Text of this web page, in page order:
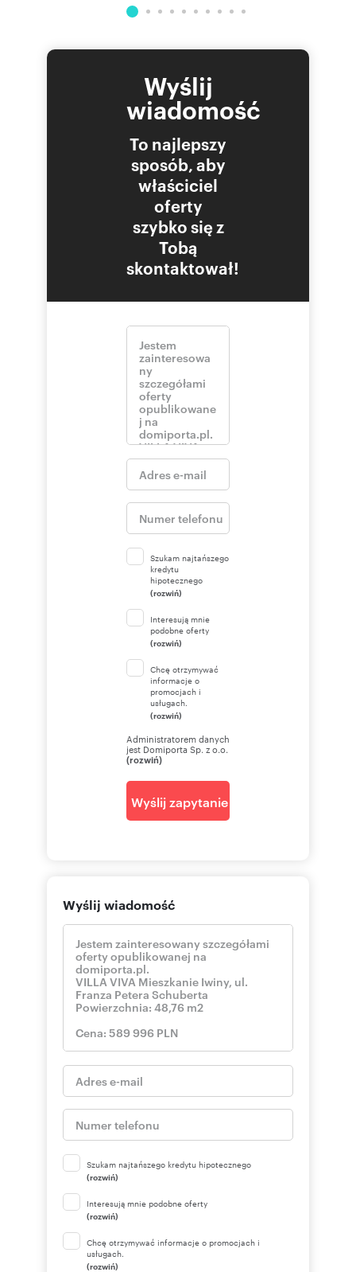
Wyślij
wiadomość
To najlepszy
sposób, aby
właściciel
oferty
szybko się z
Tobą
skontaktował!
Szukam najtańszego
kredytu
hipotecznego
(rozwiń)
Interesują mnie
podobne oferty
(rozwiń)
Chcę otrzymywać
informacje o
promocjach i
usługach.
(rozwiń)
Administratorem danych
jest Domiporta Sp. z o.o.
(rozwiń)
Wyślij zapytanie
Wyślij wiadomość
Szukam najtańszego kredytu hipotecznego
(rozwiń)
Interesują mnie podobne oferty
(rozwiń)
Chcę otrzymywać informacje o promocjach i
usługach.
(rozwiń)